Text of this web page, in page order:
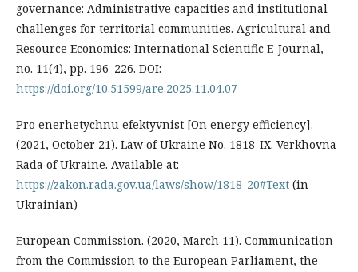
governance: Administrative capacities and institutional
challenges for territorial communities. Agricultural and
Resource Economics: International Scientific E-Journal,
no. 11(4), pp. 196–226. DOI:
https://doi.org/10.51599/are.2025.11.04.07
Pro enerhetychnu efektyvnist [On energy efficiency].
(2021, October 21). Law of Ukraine No. 1818-IX. Verkhovna
Rada of Ukraine. Available at:
https://zakon.rada.gov.ua/laws/show/1818-20#Text (in
Ukrainian)
European Commission. (2020, March 11). Communication
from the Commission to the European Parliament, the